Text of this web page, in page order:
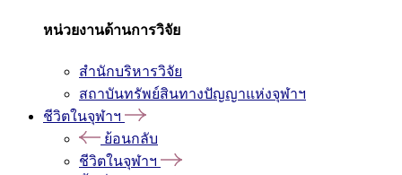
หน่วยงานด้านการวิจัย
สำนักบริหารวิจัย
สถาบันทรัพย์สินทางปัญญาแห่งจุฬาฯ
ชีวิตในจุฬาฯ
ย้อนกลับ
ชีวิตในจุฬาฯ